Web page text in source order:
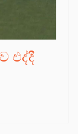
එද්දී